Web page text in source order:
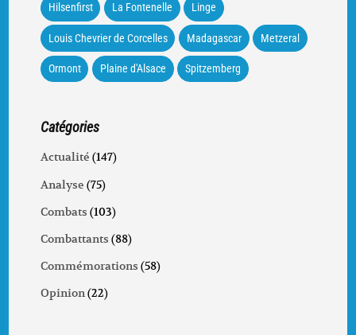
Hilsenfirst La Fontenelle Linge
Louis Chevrier de Corcelles Madagascar Metzeral
Ormont Plaine d'Alsace Spitzemberg
Catégories
Actualité (147)
Analyse (75)
Combats (103)
Combattants (88)
Commémorations (58)
Opinion(22)